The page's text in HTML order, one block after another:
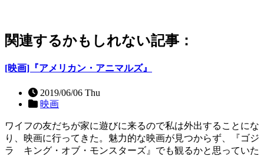
関連するかもしれない記事：
[映画]『アメリカン・アニマルズ』
2019/06/06 Thu
映画
ワイフの友だちが家に遊びに来るので私は外出することにな
り、映画に行ってきた。魅力的な映画が見つからず、『ゴジ
ラ キング・オブ・モンスターズ』でも観るかと思っていた